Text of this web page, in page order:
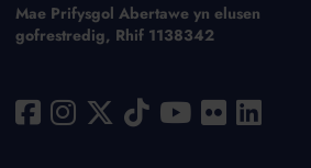
Mae Prifysgol Abertawe yn elusen
gofrestredig, Rhif 1138342